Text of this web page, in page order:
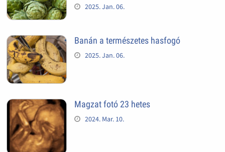
2025. Jan. 06.
Banán a természetes hasfogó
2025. Jan. 06.
Magzat fotó 23 hetes
2024. Mar. 10.